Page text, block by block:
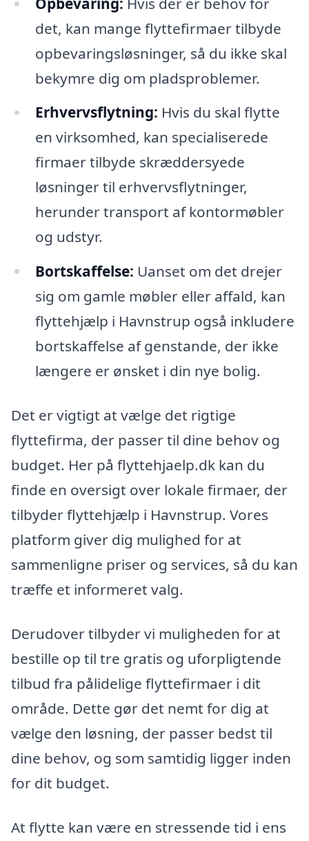
det, kan mange flyttefirmaer tilbyde
opbevaringsløsninger, så du ikke skal
bekymre dig om pladsproblemer.
Erhvervsflytning: Hvis du skal flytte
en virksomhed, kan specialiserede
firmaer tilbyde skræddersyede
løsninger til erhvervsflytninger,
herunder transport af kontormøbler
og udstyr.
Bortskaffelse: Uanset om det drejer
sig om gamle møbler eller affald, kan
flyttehjælp i Havnstrup også inkludere
bortskaffelse af genstande, der ikke
længere er ønsket i din nye bolig.
Det er vigtigt at vælge det rigtige
flyttefirma, der passer til dine behov og
budget. Her på flyttehjaelp.dk kan du
finde en oversigt over lokale firmaer, der
tilbyder flyttehjælp i Havnstrup. Vores
platform giver dig mulighed for at
sammenligne priser og services, så du kan
træffe et informeret valg.
Derudover tilbyder vi muligheden for at
bestille op til tre gratis og uforpligtende
tilbud fra pålidelige flyttefirmaer i dit
område. Dette gør det nemt for dig at
vælge den løsning, der passer bedst til
dine behov, og som samtidig ligger inden
for dit budget.
At flytte kan være en stressende tid i ens